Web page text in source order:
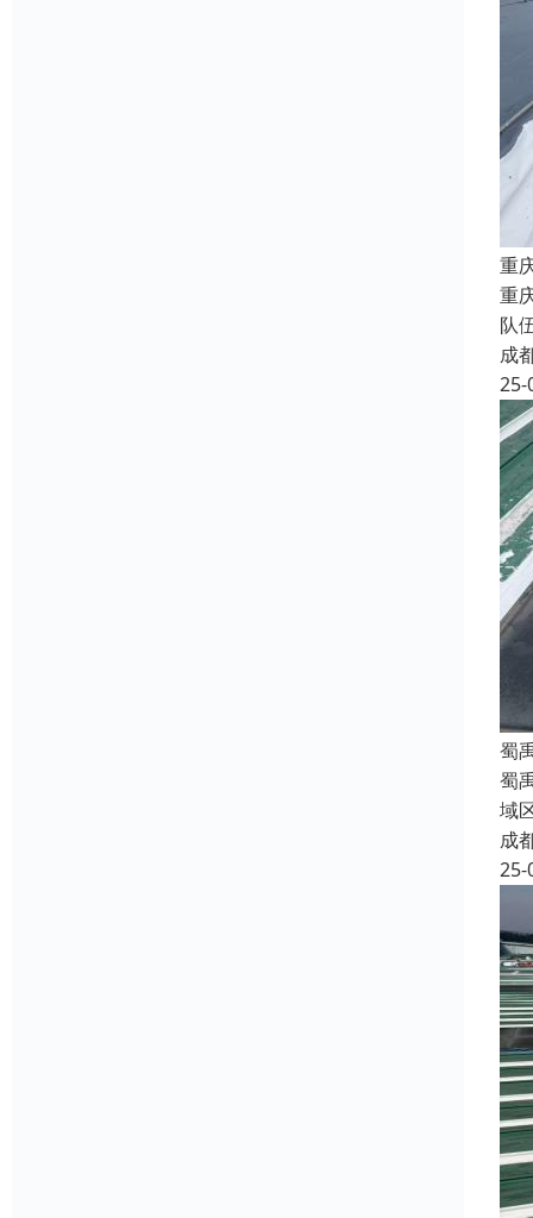
重
重
队
成
25-
蜀
蜀
域
成
25-